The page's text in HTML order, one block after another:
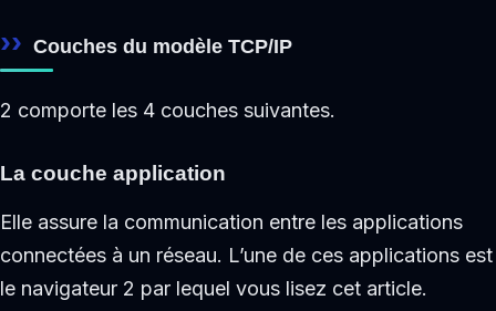
Couches du modèle TCP/IP
2 comporte les 4 couches suivantes.
La couche application
Elle assure la communication entre les applications
connectées à un réseau. L’une de ces applications est
le navigateur 2 par lequel vous lisez cet article.